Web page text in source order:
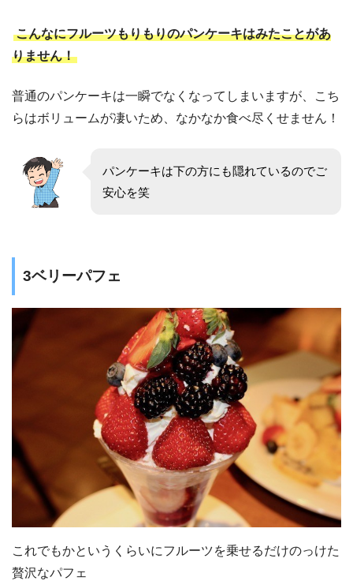
こんなにフルーツもりもりのパンケーキはみたことがあ
りません！
普通のパンケーキは一瞬でなくなってしまいますが、こち
らはボリュームが凄いため、なかなか食べ尽くせません！
パンケーキは下の方にも隠れているのでご
安心を笑
3ベリーパフェ
これでもかというくらいにフルーツを乗せるだけのっけた
贅沢なパフェ